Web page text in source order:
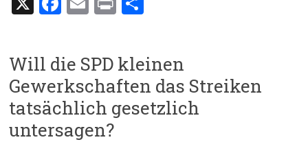
b
o
ok
l
n
Will die SPD kleinen
Gewerkschaften das Streiken
tatsächlich gesetzlich
untersagen?